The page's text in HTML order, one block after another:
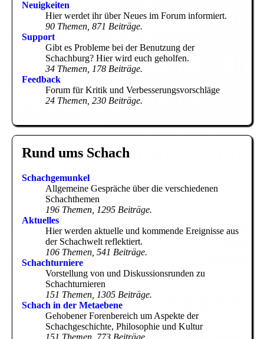
Neuigkeiten
Hier werdet ihr über Neues im Forum informiert.
90 Themen, 871 Beiträge.
Support
Gibt es Probleme bei der Benutzung der
Schachburg? Hier wird euch geholfen.
34 Themen, 178 Beiträge.
Feedback
Forum für Kritik und Verbesserungsvorschläge
24 Themen, 230 Beiträge.
Rund ums Schach
Schachgemunkel
Allgemeine Gespräche über die verschiedenen
Schachthemen
196 Themen, 1295 Beiträge.
Aktuelles
Hier werden aktuelle und kommende Ereignisse aus
der Schachwelt reflektiert.
106 Themen, 541 Beiträge.
Schachturniere
Vorstellung von und Diskussionsrunden zu
Schachturnieren
151 Themen, 1305 Beiträge.
Schach in der Metaebene
Gehobener Forenbereich um Aspekte der
Schachgeschichte, Philosophie und Kultur
151 Themen, 773 Beiträge.